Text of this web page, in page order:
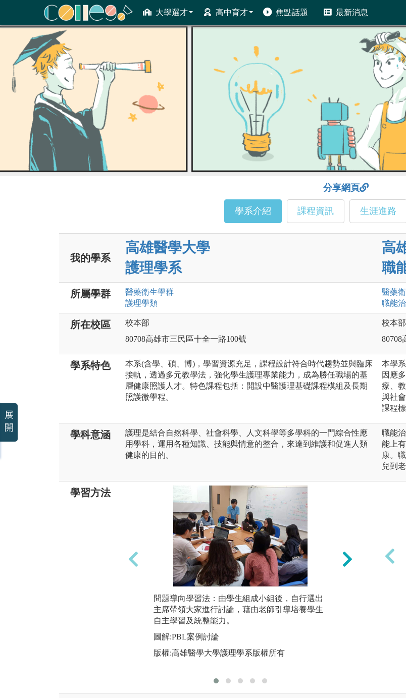
大學選才 高中育才 焦點話題 最新消息
ColleGo! 大學選才與高中育才輔助系統
分享網頁
學系介紹 課程資訊 生涯進路
我的學系
高雄醫學大學
護理學系
高
職
所屬學群 醫藥衛生學群
護理學類
醫藥
職能
所在校區
校本部
80708高雄市三民區十全一路100號
校本部
80708
學系特色
本系(含學、碩、博)，學習資源充足，課程設計符合時代趨勢並與臨床
接軌，透過多元教學法，強化學生護理專業能力，成為勝任職場的基
層健康照護人才。特色課程包括：開設中醫護理基礎課程模組及長期
照護微學程。
本學
因應
療、
與社
課程
學科意涵
護理是結合自然科學、社會科學、人文科學等多學科的一門綜合性應
用學科，運用各種知識、技能與情意的整合，來達到維護和促進人類
健康的目的。
職能
能上
康。
兒到老
學習方法
問題導向學習法：由學生組成小組後，自行選出
主席帶領大家進行討論，藉由老師引導培養學生
自主學習及統整能力。
圖解:PBL案例討論
版權:高雄醫學大學護理學系版權所有
團隊
力，
圖解
版權
展
開